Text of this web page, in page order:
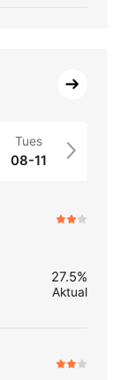
Tues
08-11
27.5%
Aktual